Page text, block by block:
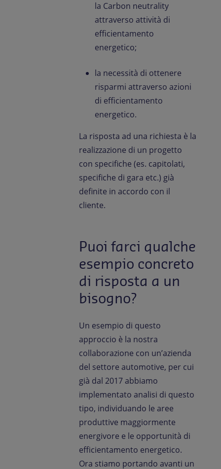
la Carbon neutrality
attraverso attività di
efficientamento
energetico;
la necessità di ottenere
risparmi attraverso azioni
di efficientamento
energetico.
La risposta ad una richiesta è la
realizzazione di un progetto
con specifiche (es. capitolati,
specifiche di gara etc.) già
definite in accordo con il
cliente.
Puoi farci qualche
esempio concreto
di risposta a un
bisogno?
Un esempio di questo
approccio è la nostra
collaborazione con un’azienda
del settore automotive, per cui
già dal 2017 abbiamo
implementato analisi di questo
tipo, individuando le aree
produttive maggiormente
energivore e le opportunità di
efficientamento energetico.
Ora stiamo portando avanti un